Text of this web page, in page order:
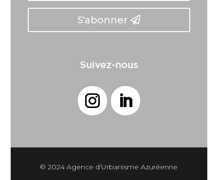
S'abonner
Suivez-nous
© 2024 Agence d’Urbanisme Azuréenne